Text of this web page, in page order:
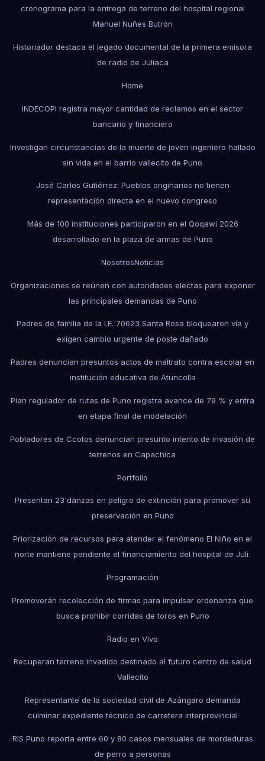
cronograma para la entrega de terreno del hospital regional
Manuel Nuñes Butrón
Historiador destaca el legado documental de la primera emisora
de radio de Juliaca
Home
INDECOPI registra mayor cantidad de reclamos en el sector
bancario y financiero
Investigan circunstancias de la muerte de joven ingeniero hallado
sin vida en el barrio vallecito de Puno
José Carlos Gutiérrez: Pueblos originarios no tienen
representación directa en el nuevo congreso
Más de 100 instituciones participaron en el Qoqawi 2026
desarrollado en la plaza de armas de Puno
NosotrosNoticias
Organizaciones se reúnen con autoridades electas para exponer
las principales demandas de Puno
Padres de familia de la I.E. 70623 Santa Rosa bloquearon vía y
exigen cambio urgente de poste dañado
Padres denuncian presuntos actos de maltrato contra escolar en
institución educativa de Atuncolla
Plan regulador de rutas de Puno registra avance de 79 % y entra
en etapa final de modelación
Pobladores de Ccotos denuncian presunto intento de invasión de
terrenos en Capachica
Portfolio
Presentan 23 danzas en peligro de extinción para promover su
preservación en Puno
Priorización de recursos para atender el fenómeno El Niño en el
norte mantiene pendiente el financiamiento del hospital de Juli.
Programación
Promoverán recolección de firmas para impulsar ordenanza que
busca prohibir corridas de toros en Puno
Radio en Vivo
Recuperan terreno invadido destinado al futuro centro de salud
Vallecito
Representante de la sociedad civil de Azángaro demanda
culminar expediente técnico de carretera interprovincial
RIS Puno reporta entre 60 y 80 casos mensuales de mordeduras
de perro a personas